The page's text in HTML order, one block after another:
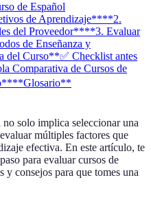
de Español
de Aprendizaje****2.
del Proveedor****3. Evaluar
de Enseñanza y
del Curso**✅ Checklist antes
Comparativa de Cursos de
**Glosario**
solo implica seleccionar una
múltiples factores que
efectiva. En este artículo, te
para evaluar cursos de
y consejos para que tomes una